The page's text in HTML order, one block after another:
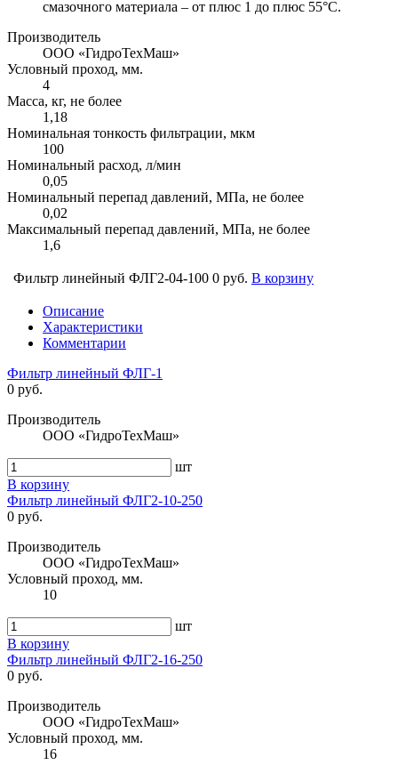
смазочного материала – от плюс 1 до плюс 55°С.
Производитель
ООО «ГидроТехМаш»
Условный проход, мм.
4
Масса, кг, не более
1,18
Номинальная тонкость фильтрации, мкм
100
Номинальный расход, л/мин
0,05
Номинальный перепад давлений, МПа, не более
0,02
Максимальный перепад давлений, МПа, не более
1,6
Фильтр линейный ФЛГ2-04-100 0 руб. В корзину
Описание
Характеристики
Комментарии
Фильтр линейный ФЛГ-1
0 руб.
Производитель
ООО «ГидроТехМаш»
шт
В корзину
Фильтр линейный ФЛГ2-10-250
0 руб.
Производитель
ООО «ГидроТехМаш»
Условный проход, мм.
10
шт
В корзину
Фильтр линейный ФЛГ2-16-250
0 руб.
Производитель
ООО «ГидроТехМаш»
Условный проход, мм.
16